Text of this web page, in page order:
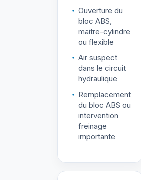
Ouverture du
bloc ABS,
maitre-cylindre
ou flexible
Air suspect
dans le circuit
hydraulique
Remplacement
du bloc ABS ou
intervention
freinage
importante